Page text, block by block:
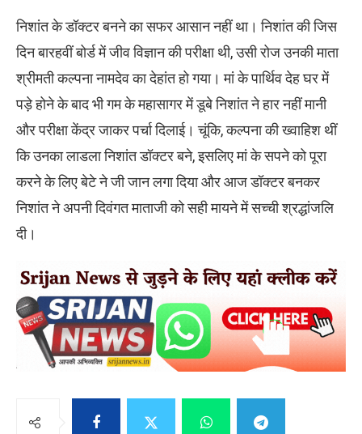
निशांत के डॉक्टर बनने का सफर आसान नहीं था। निशांत की जिस
दिन बारहवीं बोर्ड में जीव विज्ञान की परीक्षा थी, उसी रोज उनकी माता
श्रीमती कल्पना नामदेव का देहांत हो गया। मां के पार्थिव देह घर में
पड़े होने के बाद भी गम के महासागर में डूबे निशांत ने हार नहीं मानी
और परीक्षा केंद्र जाकर पर्चा दिलाई। चूंकि, कल्पना की ख्वाहिश थीं
कि उनका लाडला निशांत डॉक्टर बने, इसलिए मां के सपने को पूरा
करने के लिए बेटे ने जी जान लगा दिया और आज डॉक्टर बनकर
निशांत ने अपनी दिवंगत माताजी को सही मायने में सच्ची श्रद्धांजलि
दी।